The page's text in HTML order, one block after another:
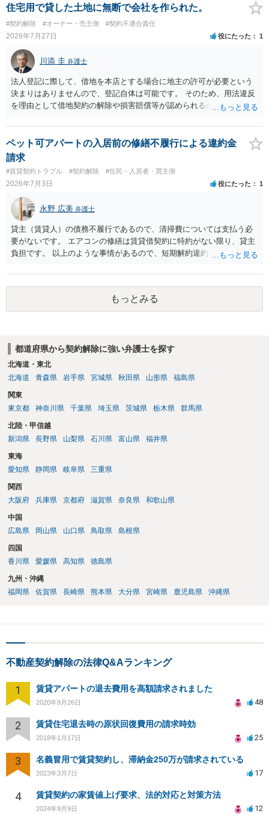
とを業とすることができない。ただし、この法律又は他の法律に別段
の定めがある場合は、この限りでない。」とのことから、報酬を得る
目的がないのであれば適法です。なぜなら、弁護士法72条に違反しな
いのであれば、委任については無償で委任者が受任者に委任できるか
らです。ご参考にしてください。
住宅用で貸した土地に無断で会社を作られた。
#契約解除 #オーナー・売主側 #契約不適合責任
2026年7月27日 役にたった 1
川添 圭 弁護士
法人登記に際して、借地を本店とする場合に地主の許可が必要という
決まりはありませんので、登記自体は可能です。 そのため、用法違反
を理由として借地契約の解除や損害賠償等が認められるかどうかが問
の建物を住居用に限定する（事業に使用しない）特約があると評価で
きるかどうかが重要でしょう（借地契約締結後に賃借人が建物を店舗
に改装したという事案で、住居に限定する特約までは存在しなかった
として契約解除を認めなかった裁判例があります）。契約条項の記載
や解釈の問題になりますので、弁護士へ直接相談されることをお勧め
します。
ペット可アパートの入居前の修繕不履行による違約金
請求
#賃貸契約トラブル #契約解除 #住民・入居者・買主側
2026年7月3日 役にたった 1
永野 広美 弁護士
貸主（賃貸人）の債務不履行であるので、清掃費については支払う必
要がないです。 エアコンの修繕は賃貸借契約に特約がない限り、貸主
負担です。 以上のような事情があるので、短期解約違約金を支払う必
もっとみる
都道府県から契約解除に強い弁護士を探す
北海道・東北
北海道
青森県 岩手県 宮城県 秋田県 山形県 福島県
関東
東京都
神奈川県 千葉県 埼玉県 茨城県 栃木県 群馬県
北陸・甲信越
新潟県
長野県 山梨県 石川県 富山県 福井県
東海
愛知県
静岡県 岐阜県 三重県
関西
大阪府
兵庫県 京都府 滋賀県 奈良県 和歌山県
中国
広島県
岡山県 山口県 鳥取県 島根県
四国
香川県
愛媛県 高知県 徳島県
九州・沖縄
福岡県
佐賀県 長崎県 熊本県 大分県 宮崎県 鹿児島県 沖縄県
不動産契約解除の法律Q&Aランキング
1 賃貸アパートの退去費用を高額請求されました
2020年9月26日 48
2 賃貸住宅退去時の原状回復費用の請求時効
2018年1月17日 25
3 名義冒用で賃貸契約し、滞納金250万が請求されている
2023年3月7日 17
4 賃貸契約の家賃値上げ要求、法的対応と対策方法
2024年9月9日 12